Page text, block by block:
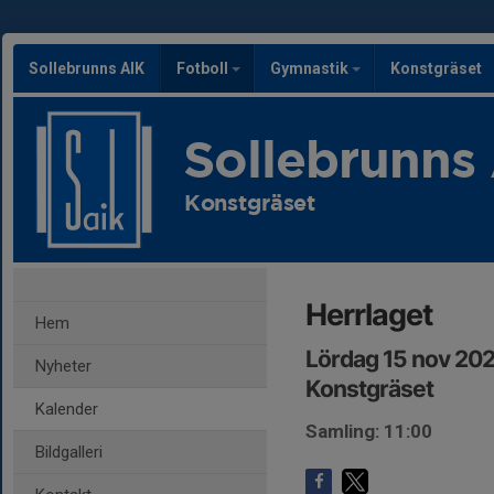
Sollebrunns AIK Fotboll Gymnastik Konstgräset
Sollebrunns
Konstgräset
Hem
Nyheter
Kalender
Bildgalleri
Herrlaget
Lördag 15 nov
Konstgräset
Samling: 11:00